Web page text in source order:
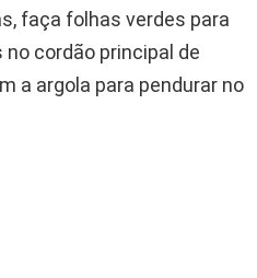
faça folhas verdes para
cordão principal de
a argola para pendurar no